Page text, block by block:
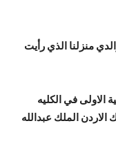
منزلنا الذي رأيت
الاولى في الكليه
الاردن الملك عبدالله